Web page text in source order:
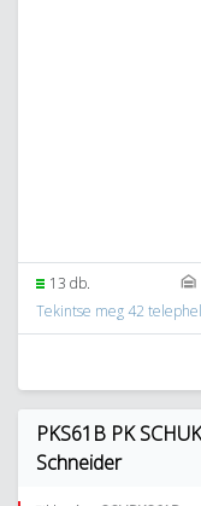
13 db.
Tekintse meg 42
PKS61B PK
Schneider